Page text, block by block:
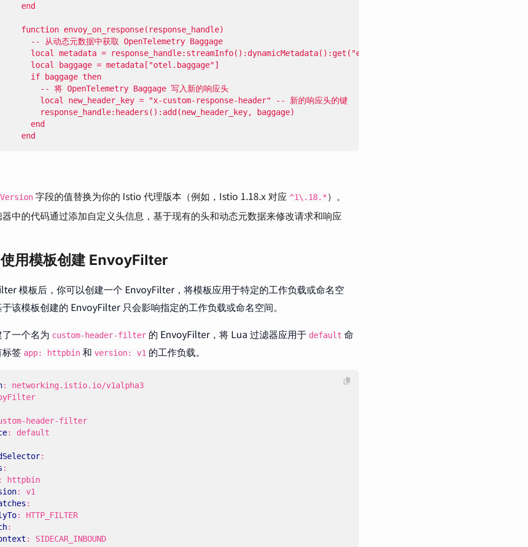
end
字段的值替换为你的 Istio 代理版本（例如，Istio 1.18.x 对应 ^1\.18.*）。
中的代码通过添加自定义头信息，基于现有的头和动态元数据来修改请求和响应
用模板创建 EnvoyFilter
模板后，你可以创建一个 EnvoyFilter，将模板应用于特定的工作负载或命名空
该模板创建的 EnvoyFilter 只会影响指定的工作负载或命名空间。
一个名为 custom-header-filter 的 EnvoyFilter，将 Lua 过滤器应用于 default 命
签 app: httpbin 和 version: v1 的工作负载。
:
networking.istio.io/v1alpha3
header-filter
:
default
:
:
:
httpbin
:
v1
:
:
HTTP_FILTER
:
:
SIDECAR_INBOUND